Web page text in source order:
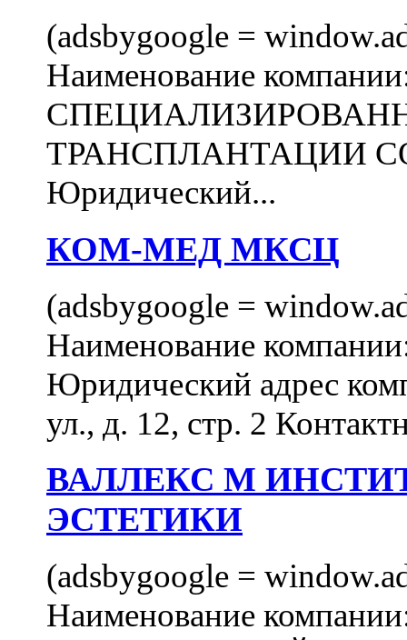
(adsbygoogle =
Наименование
ТРАНСПЛАНТАЦИИ
Юридический...
КОМ-МЕД МКСЦ
(adsbygoogle =
Наименование
Юридический адрес
ул., д. 12, стр. 2
ВАЛЛЕКС М
ЭСТЕТИКИ
(adsbygoogle =
Наименование